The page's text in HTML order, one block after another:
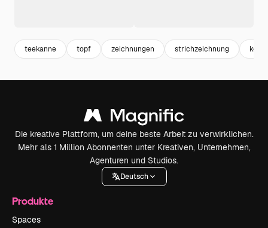
teekanne topf zeichnungen strichzeichnung
Die kreative Plattform, um deine beste Arbeit zu verwirklichen.
Mehr als 1 Million Abonnenten unter Kreativen, Unternehmen,
Agenturen und Studios.
Deutsch
Produkte
Spaces